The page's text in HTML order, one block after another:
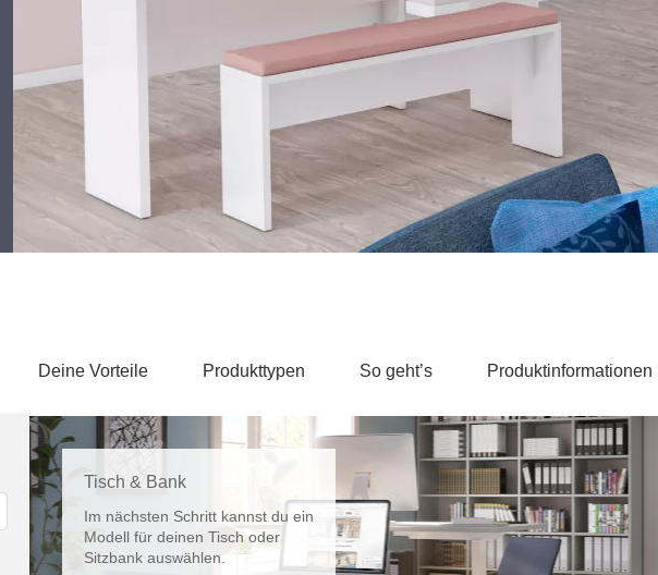
Schiebetür als Raumteiler
Schiebetür vor einer Nische
Schiebetür als Durchgangstür
Schiebetür für Dachschräge
Tisch
höhenverstellbarer Schreibtisch
Deine Vorteile Produkttypen So geht’s Produktinformationen
Tisch & Bank
Im nächsten Schritt kannst du ein
Modell für deinen Tisch oder
Sitzbank auswählen.